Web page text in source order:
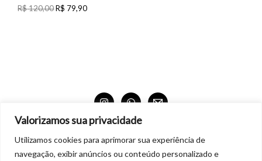
Valorizamos sua privacidade
Utilizamos cookies para aprimorar sua experiência de
navegação, exibir anúncios ou conteúdo personalizado e
R$120,00R$ 79,90
Produtos 100% digitais para download.
Não aceitamos troca nem devolução dos produtos digitais. Também não está autorizado
realizar cópias para terceiros ou distribuição comercial dos produtos.